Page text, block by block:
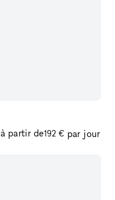
à partir de192 € par jour